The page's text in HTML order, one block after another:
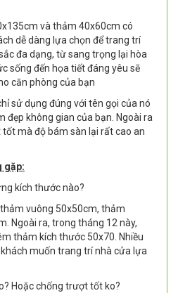
và thảm 40x60cm có
dễ dàng lựa chọn để trang trí
đa dạng, từ sang trọng lại hòa
sống đến họa tiết đáng yêu sẽ
căn phòng của bạn
sử dụng đúng với tên gọi của nó
đẹp không gian của bạn. Ngoài ra
mà độ bám sàn lại rất cao an
gặp:
kích thước nào?
vuông 50x50cm, thảm
Ngoài ra, trong tháng 12 này,
thảm kích thước 50x70. Nhiều
muốn trang trí nhà cửa lựa
Hoặc chống trượt tốt ko?